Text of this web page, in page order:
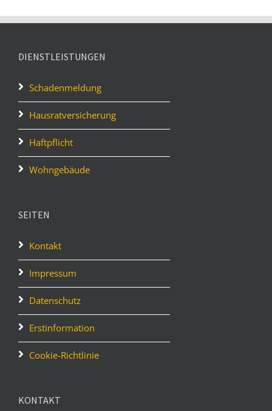
DIENSTLEISTUNGEN
Schadenmeldung
Hausratversicherung
Haftpflicht
Wohngebäude
SEITEN
Kontakt
Impressum
Datenschutz
Erstinformation
Cookie-Richtlinie
KONTAKT